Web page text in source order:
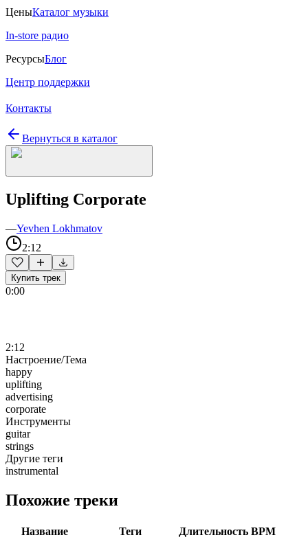
ЦеныКаталог музыки
In-store радио
РесурсыБлог
Центр поддержки
Контакты
Вернуться в каталог
Uplifting Corporate
—Yevhen Lokhmatov
2:12
Купить трек
0:00
2:12
Настроение/Тема
happy
uplifting
advertising
corporate
Инструменты
guitar
strings
Другие теги
instrumental
Похожие треки
Название Теги Длительность BPM